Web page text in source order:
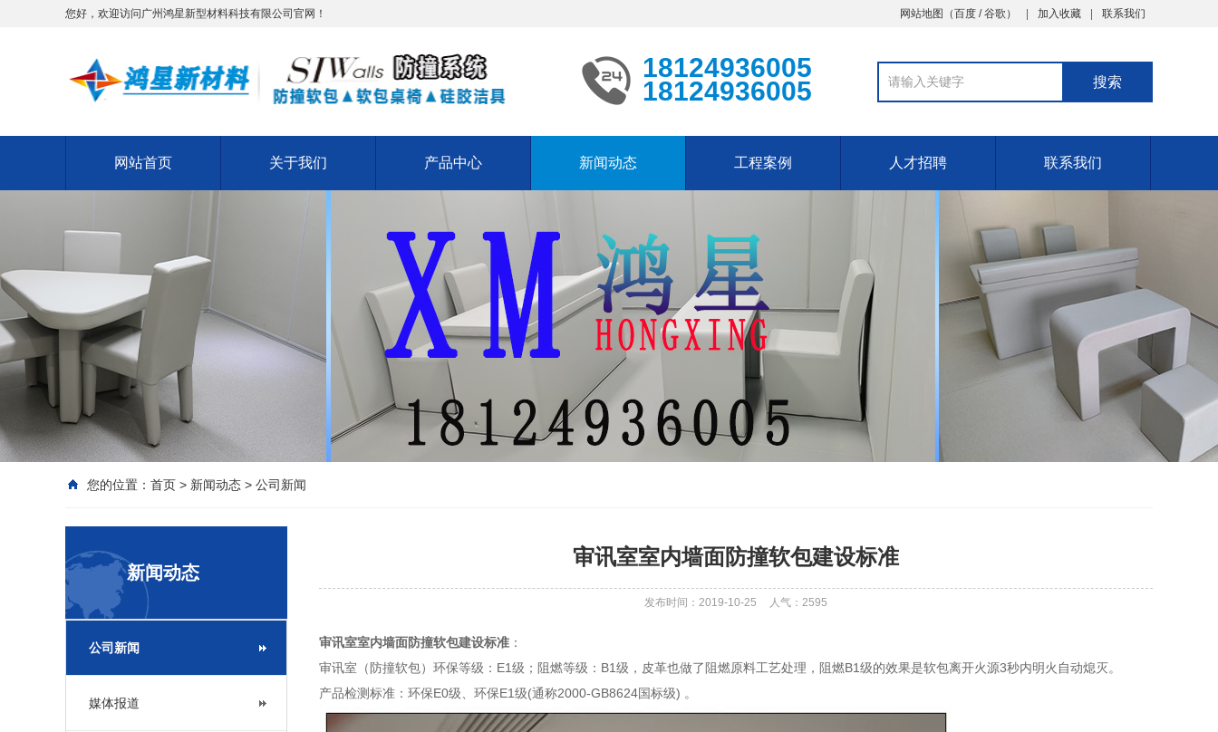
您好，欢迎访问广州鸿星新型材料科技有限公司官网！ 网站地图 （百度 /谷歌 ） 加入收藏 联系我们
18124936005
18124936005
网站首页 关于我们 产品中心 新闻动态 工程案例 人才招聘 联系我们
您的位置： 首页 > 新闻动态 > 公司新闻
新闻动态
公司新闻
媒体报道
审讯室室内墙面防撞软包建设标准
发布时间：2019-10-25 人气： 2595
审讯室室内墙面防撞软包建设标准 ：
审讯室（防撞软包）环保等级：E1级；阻燃等级：B1级，皮革也做了阻燃原料工艺处理，阻燃B1级的效果是软包离开火源3秒内明火自动熄灭。
产品检测标准：环保E0级、环保E1级(通称2000-GB8624国标级) 。